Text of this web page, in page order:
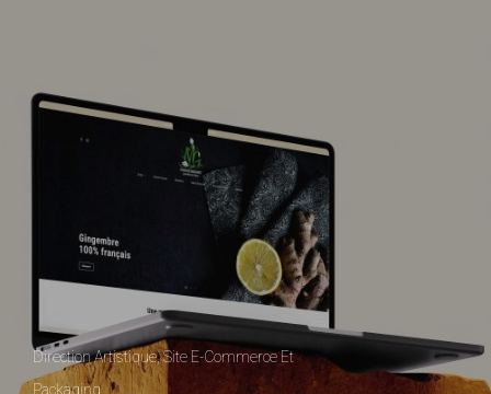
Direction Artistique, Site E-Commerce Et
Packaging